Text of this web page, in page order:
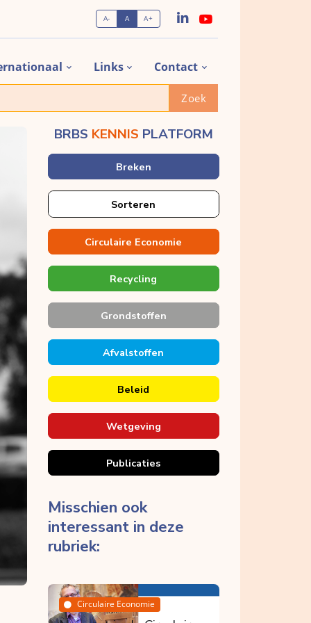
A- A A+
Links Contact
Zoek
BRBS KENNIS PLATFORM
Breken
Sorteren
Circulaire Economie
Recycling
Grondstoffen
Afvalstoffen
Beleid
Wetgeving
Publicaties
Misschien ook
interessant in deze
rubriek:
Breken
Bouwproductenverordeni
Circulaire Economie